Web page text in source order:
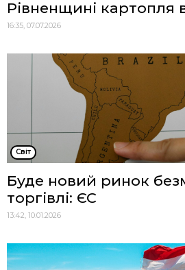
Рівненщині картопля
16:35, 07.07.2026
Cвіт
Буде новий ринок
торгівлі: ЄС
13:42, 10.01.2026